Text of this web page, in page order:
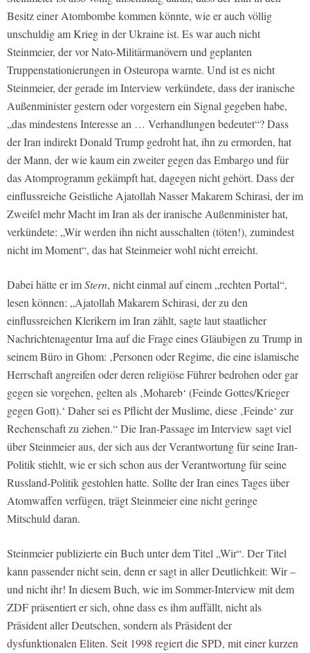
Besitz einer Atombombe kommen könnte, wie er auch völlig
unschuldig am Krieg in der Ukraine ist. Es war auch nicht
Steinmeier, der vor Nato-Militärmanövern und geplanten
Truppenstationierungen in Osteuropa warnte. Und ist es nicht
Steinmeier, der gerade im Interview verkündete, dass der iranische
Außenminister gestern oder vorgestern ein Signal gegeben habe,
„das mindestens Interesse an … Verhandlungen bedeutet“? Dass
der Iran indirekt Donald Trump gedroht hat, ihn zu ermorden, hat
der Mann, der wie kaum ein zweiter gegen das Embargo und für
das Atomprogramm gekämpft hat, dagegen nicht gehört. Dass der
einflussreiche Geistliche Ajatollah Nasser Makarem Schirasi, der im
Zweifel mehr Macht im Iran als der iranische Außenminister hat,
verkündete: „Wir werden ihn nicht ausschalten (töten!), zumindest
nicht im Moment“, das hat Steinmeier wohl nicht erreicht.
Dabei hätte er imStern, nicht einmal auf einem „rechten Portal“,
lesen können: „Ajatollah Makarem Schirasi, der zu den
einflussreichen Klerikern im Iran zählt, sagte laut staatlicher
Nachrichtenagentur Irna auf die Frage eines Gläubigen zu Trump in
seinem Büro in Ghom: ‚Personen oder Regime, die eine islamische
Herrschaft angreifen oder deren religiöse Führer bedrohen oder gar
gegen sie vorgehen, gelten als ‚Mohareb‘ (Feinde Gottes/Krieger
gegen Gott).‘ Daher sei es Pflicht der Muslime, diese ‚Feinde‘ zur
Rechenschaft zu ziehen.“ Die Iran-Passage im Interview sagt viel
über Steinmeier aus, der sich aus der Verantwortung für seine Iran-
Politik stiehlt, wie er sich schon aus der Verantwortung für seine
Russland-Politik gestohlen hatte. Sollte der Iran eines Tages über
Atomwaffen verfügen, trägt Steinmeier eine nicht geringe
Mitschuld daran.
Steinmeier publizierte ein Buch unter dem Titel „Wir“. Der Titel
kann passender nicht sein, denn er sagt in aller Deutlichkeit: Wir –
und nicht ihr! In diesem Buch, wie im Sommer-Interview mit dem
ZDF präsentiert er sich, ohne dass es ihm auffällt, nicht als
Präsident aller Deutschen, sondern als Präsident der
dysfunktionalen Eliten. Seit 1998 regiert die SPD, mit einer kurzen